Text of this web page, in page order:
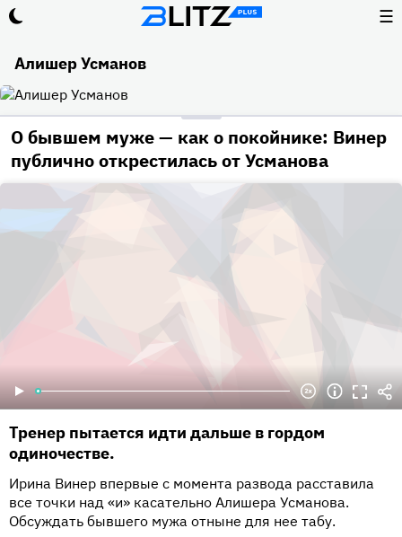
☰
Алишер Усманов
О бывшем муже — как о покойнике: Винер
публично открестилась от Усманова
Тренер пытается идти дальше в гордом
одиночестве.
Ирина Винер впервые с момента развода расставила
все точки над «и» касательно Алишера Усманова.
Обсуждать бывшего мужа отныне для нее табу.